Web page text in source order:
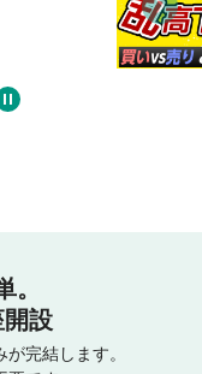
。
開設
完結します。